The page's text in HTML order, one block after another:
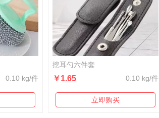
0.10 kg/件
挖耳勺六件套
￥1.65 0.10 kg/件
立即购买